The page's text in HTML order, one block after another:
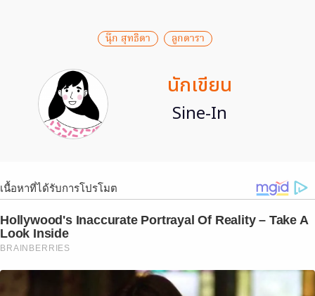
นุ๊ก สุทธิดา ลูกดารา
นักเขียน
Sine-In
เนื้อหาที่ได้รับการโปรโมต
Hollywood's Inaccurate Portrayal Of Reality – Take A
Look Inside
BRAINBERRIES